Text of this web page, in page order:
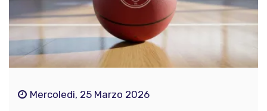
Mercoledì, 25 Marzo 2026